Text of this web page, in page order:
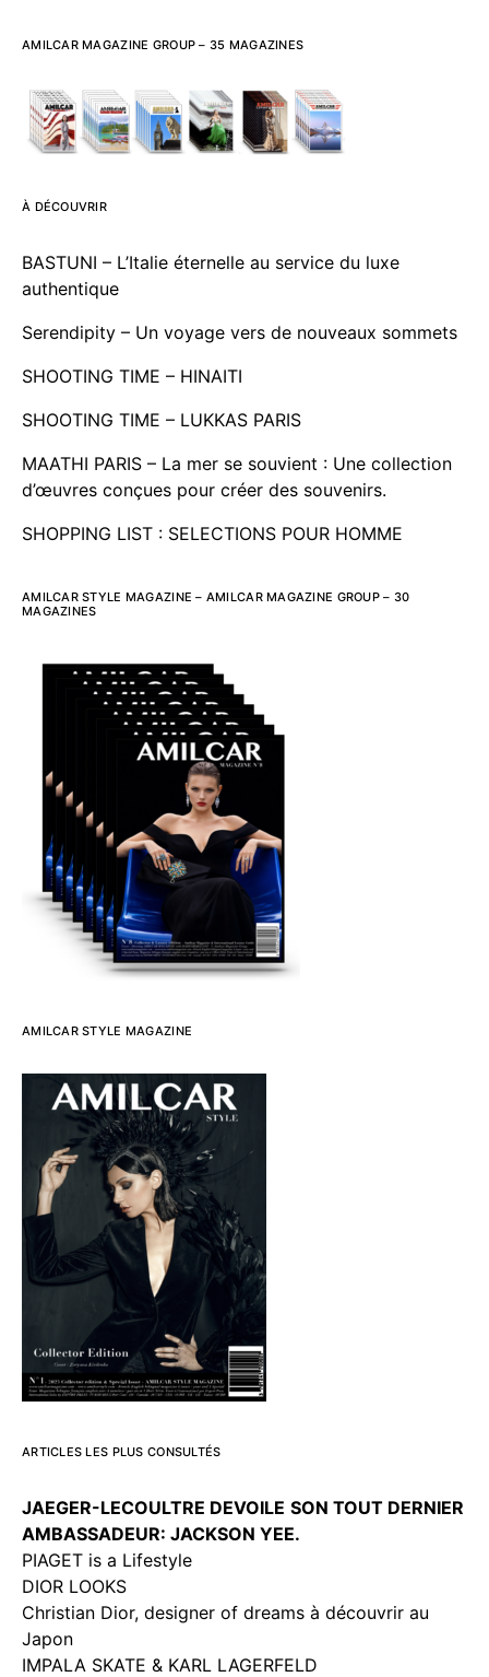
AMILCAR MAGAZINE GROUP – 35 MAGAZINES
À DÉCOUVRIR
BASTUNI – L’Italie éternelle au service du luxe
authentique
Serendipity – Un voyage vers de nouveaux sommets
SHOOTING TIME – HINAITI
SHOOTING TIME – LUKKAS PARIS
MAATHI PARIS – La mer se souvient : Une collection
d’œuvres conçues pour créer des souvenirs.
SHOPPING LIST : SELECTIONS POUR HOMME
AMILCAR STYLE MAGAZINE – AMILCAR MAGAZINE GROUP – 30
MAGAZINES
AMILCAR STYLE MAGAZINE
ARTICLES LES PLUS CONSULTÉS
JAEGER-LECOULTRE DEVOILE SON TOUT DERNIER
AMBASSADEUR: JACKSON YEE.
PIAGET is a Lifestyle
DIOR LOOKS
Christian Dior, designer of dreams à découvrir au
Japon
IMPALA SKATE & KARL LAGERFELD